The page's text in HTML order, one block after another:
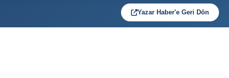
Yazar Haber'e Geri Dön